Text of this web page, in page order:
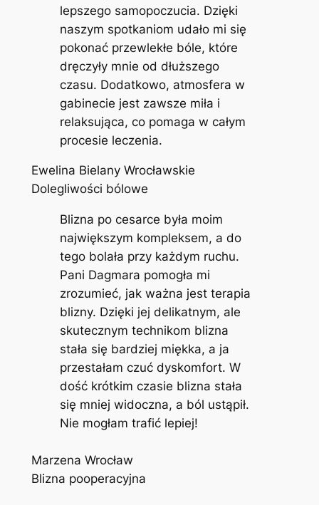
lepszego samopoczucia. Dzięki
naszym spotkaniom udało mi się
pokonać przewlekłe bóle, które
dręczyły mnie od dłuższego
czasu. Dodatkowo, atmosfera w
gabinecie jest zawsze miła i
relaksująca, co pomaga w całym
procesie leczenia.
Ewelina Bielany Wrocławskie
Dolegliwości bólowe
Blizna po cesarce była moim
największym kompleksem, a do
tego bolała przy każdym ruchu.
Pani Dagmara pomogła mi
zrozumieć, jak ważna jest terapia
blizny. Dzięki jej delikatnym, ale
skutecznym technikom blizna
stała się bardziej miękka, a ja
przestałam czuć dyskomfort. W
dość krótkim czasie blizna stała
się mniej widoczna, a ból ustąpił.
Nie mogłam trafić lepiej!
Marzena Wrocław
Blizna pooperacyjna